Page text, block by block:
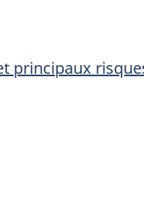
principaux